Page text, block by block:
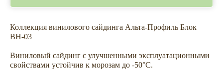
Коллекция винилового сайдинга Альта-Профиль Блок
ВН-03
Виниловый сайдинг с улучшенными эксплуатационными
свойствами устойчив к морозам до -50°С.